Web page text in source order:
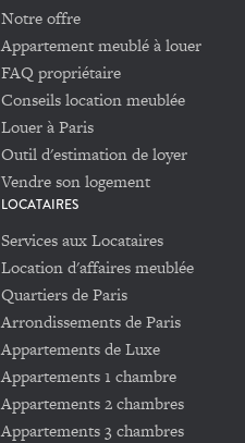
Notre offre
Appartement meublé à louer
FAQ propriétaire
Conseils location meublée
Louer à Paris
Outil d'estimation de loyer
Vendre son logement
LOCATAIRES
Services aux Locataires
Location d'affaires meublée
Quartiers de Paris
Arrondissements de Paris
Appartements de Luxe
Appartements 1 chambre
Appartements 2 chambres
Appartements 3 chambres